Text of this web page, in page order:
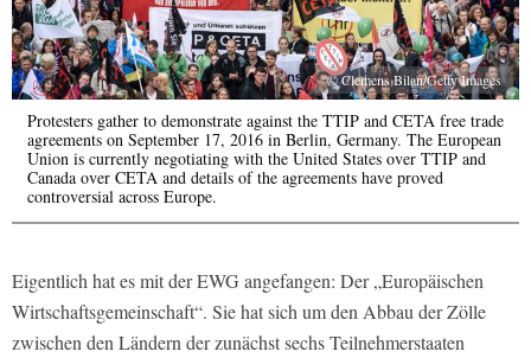
© Clemens Bilan/Getty Images
Protesters gather to demonstrate against the TTIP and CETA free trade
agreements on September 17, 2016 in Berlin, Germany. The European
Union is currently negotiating with the United States over TTIP and
Canada over CETA and details of the agreements have proved
controversial across Europe.
Eigentlich hat es mit der EWG angefangen: Der „Europäischen
Wirtschaftsgemeinschaft“. Sie hat sich um den Abbau der Zölle
zwischen den Ländern der zunächst sechs Teilnehmerstaaten